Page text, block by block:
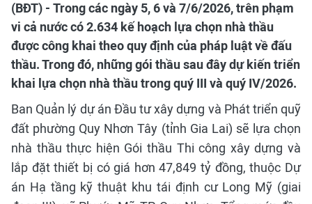
(BĐT) - Trong các ngày 5, 6 và 7/6/2026, trên phạm
vi cả nước có 2.634 kế hoạch lựa chọn nhà thầu
được công khai theo quy định của pháp luật về đấu
thầu. Trong đó, những gói thầu sau đây dự kiến triển
khai lựa chọn nhà thầu trong quý III và quý IV/2026.
Ban Quản lý dự án Đầu tư xây dựng và Phát triển quỹ
đất phường Quy Nhơn Tây (tỉnh Gia Lai) sẽ lựa chọn
nhà thầu thực hiện Gói thầu Thi công xây dựng và
lắp đặt thiết bị có giá hơn 47,849 tỷ đồng, thuộc Dự
án Hạ tầng kỹ thuật khu tái định cư Long Mỹ (giai